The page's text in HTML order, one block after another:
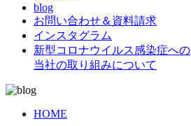
blog
お問い合わせ＆資料請求
インスタグラム
新型コロナウイルス感染症への
当社の取り組みについて
HOME